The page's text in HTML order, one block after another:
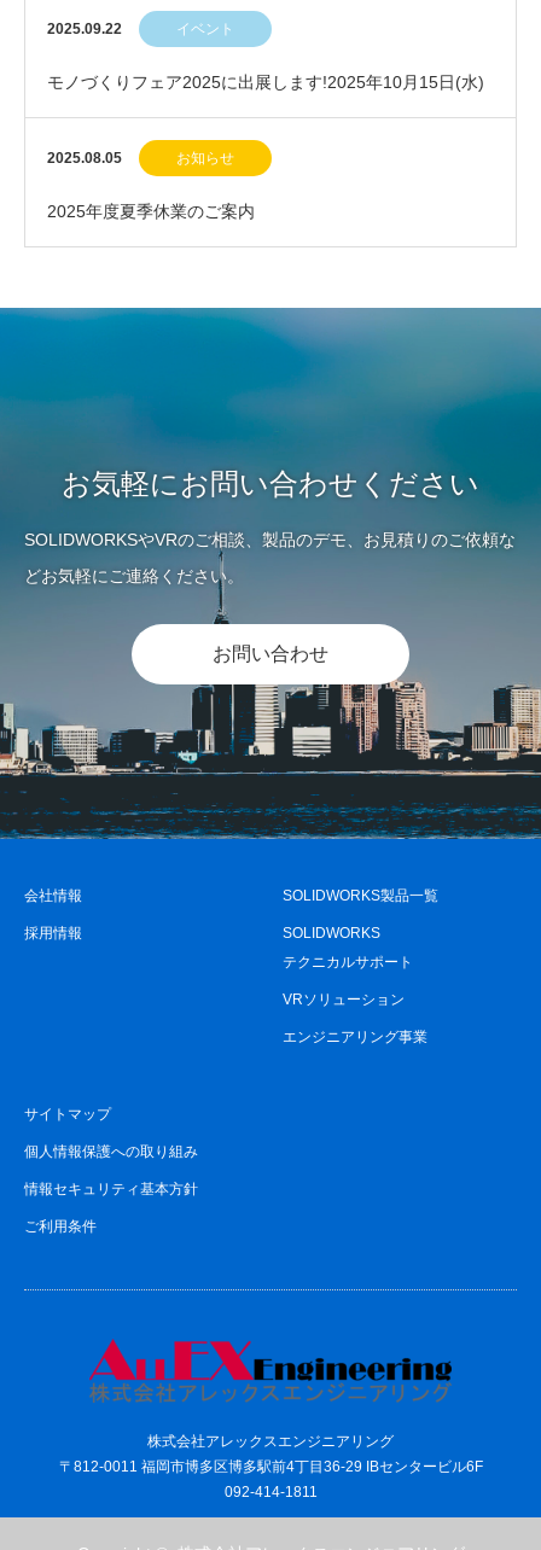
わりました
2025.09.22 イベント
モノづくりフェア2025に出展します!2025年10月15日(水)
～17日(金)
2025.08.05 お知らせ
2025年度夏季休業のご案内
お気軽にお問い合わせください
SOLIDWORKSやVRのご相談、製品のデモ、お見積りのご依頼な
どお気軽にご連絡ください。
お問い合わせ
会社情報
採用情報
SOLIDWORKS製品一覧
SOLIDWORKS
テクニカルサポート
VRソリューション
エンジニアリング事業
サイトマップ
個人情報保護への取り組み
情報セキュリティ基本方針
ご利用条件
株式会社アレックスエンジニアリング
〒812-0011 福岡市博多区博多駅前4丁目36-29 IBセンタービル6F
092-414-1811